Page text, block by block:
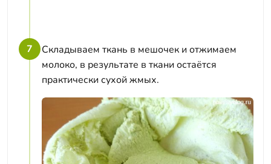
7
Складываем ткань в мешочек и отжимаем
молоко, в результате в ткани остаётся
практически сухой жмых.